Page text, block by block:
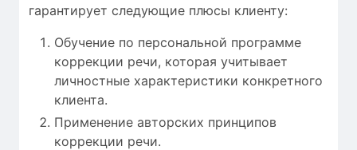
гарантирует следующие плюсы клиенту:
Обучение по персональной программе
коррекции речи, которая учитывает
личностные характеристики конкретного
клиента.
Применение авторских принципов
коррекции речи.